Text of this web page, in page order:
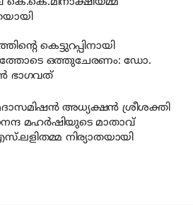
കെ.കെ.മീനാക്ഷിയമ്മ
കെട്ടുറപ്പിനായി
ഒത്തുചേരണം: ഡോ.
ഭാഗവത്
അധ്യക്ഷന്‍ ശ്രീശക്തി
മഹര്‍ഷിയുടെ മാതാവ്
നിര്യാതയായി